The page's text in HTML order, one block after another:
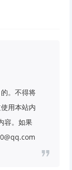
。不得将
用本站内
容。如果